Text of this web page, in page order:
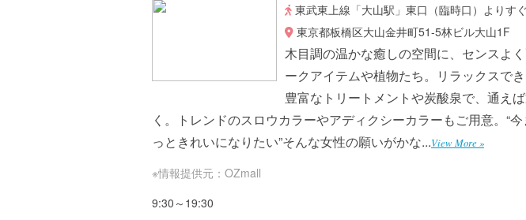
東武東上線「大山駅」東口（臨時口）よりすぐ
東京都板橋区大山金井町51-5林ビル大山1F
木目調の温かな癒しの空間に、センスよ
ークアイテムや植物たち。リラックスで
豊富なトリートメントや炭酸泉で、通え
く。トレンドのスロウカラーやアディクシーカラーもご用意。“今
っときれいになりたい”そんな女性の願いがかな...View More »
※情報提供元：OZmall
9:30～19:30